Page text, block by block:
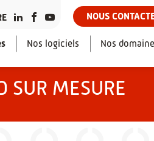
NOUS
Nos logiciels Nos
SUR MESURE